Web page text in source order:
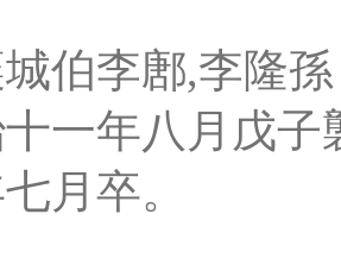
伯李鄌,李隆
一年八月戊子
月卒。